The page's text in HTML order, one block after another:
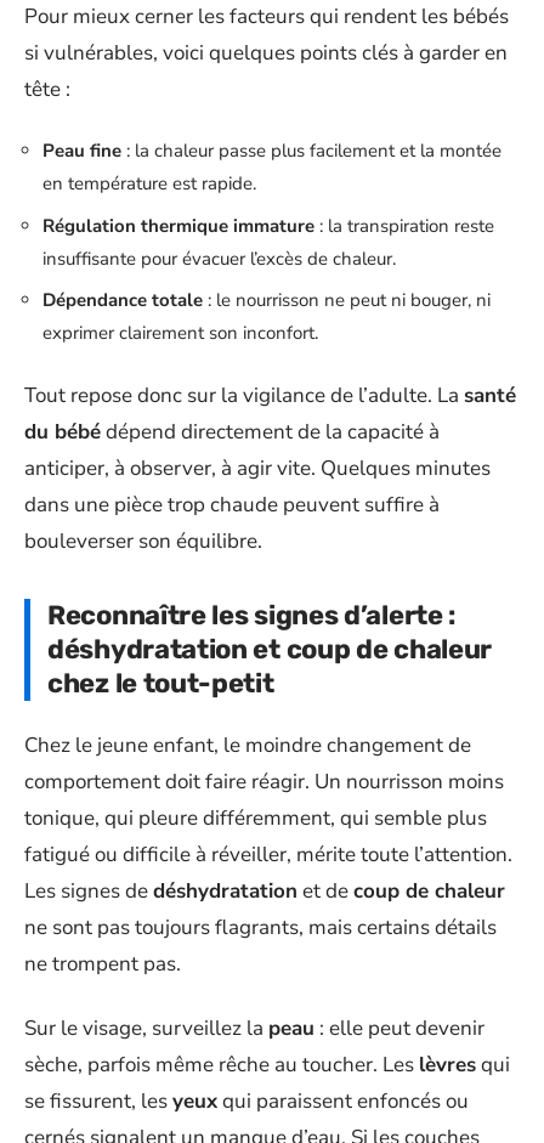
Pour mieux cerner les facteurs qui rendent les bébés
si vulnérables, voici quelques points clés à garder en
tête :
Peau fine : la chaleur passe plus facilement et la montée
en température est rapide.
Régulation thermique immature : la transpiration reste
insuffisante pour évacuer l’excès de chaleur.
Dépendance totale : le nourrisson ne peut ni bouger, ni
exprimer clairement son inconfort.
Tout repose donc sur la vigilance de l’adulte. La santé
du bébédépend directement de la capacité à
anticiper, à observer, à agir vite. Quelques minutes
dans une pièce trop chaude peuvent suffire à
bouleverser son équilibre.
Reconnaître les signes d’alerte :
déshydratation et coup de chaleur
chez le tout-petit
Chez le jeune enfant, le moindre changement de
comportement doit faire réagir. Un nourrisson moins
tonique, qui pleure différemment, qui semble plus
fatigué ou difficile à réveiller, mérite toute l’attention.
Les signes dedéshydratation et decoup de chaleur
ne sont pas toujours flagrants, mais certains détails
ne trompent pas.
Sur le visage, surveillez la peau : elle peut devenir
sèche, parfois même rêche au toucher. Les lèvresqui
se fissurent, lesyeuxqui paraissent enfoncés ou
cernés signalent un manque d’eau. Si les couches